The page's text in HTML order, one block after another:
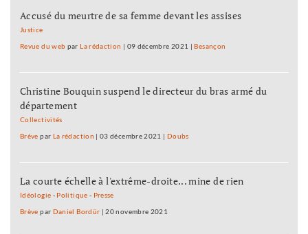
Accusé du meurtre de sa femme devant les assises
Justice
Revue du web parLa rédaction | 09 décembre 2021 |Besançon
Christine Bouquin suspend le directeur du bras armé du
département
Collectivités
Brève par La rédaction |03 décembre 2021 | Doubs
La courte échelle à l'extrême-droite... mine de rien
Idéologie - Politique - Presse
Brève par Daniel Bordür |20 novembre 2021